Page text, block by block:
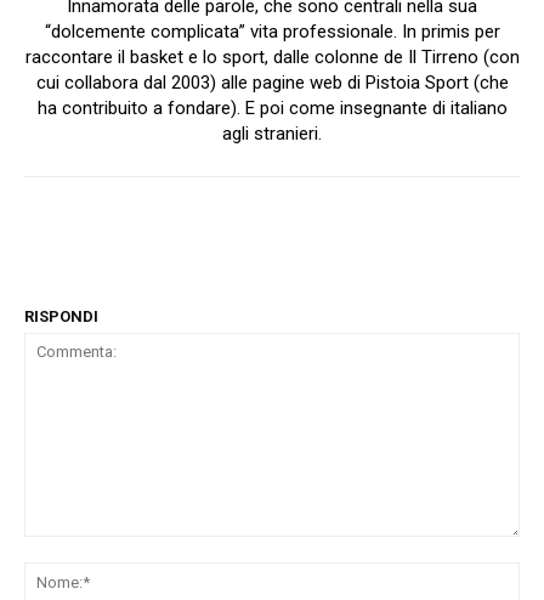
Innamorata delle parole, che sono centrali nella sua
“dolcemente complicata” vita professionale. In primis per
raccontare il basket e lo sport, dalle colonne de Il Tirreno (con
cui collabora dal 2003) alle pagine web di Pistoia Sport (che
ha contribuito a fondare). E poi come insegnante di italiano
agli stranieri.
RISPONDI